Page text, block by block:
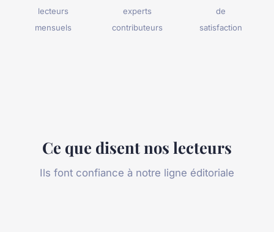
lecteurs
mensuels
experts
contributeurs
de
satisfaction
Ce que disent nos lecteurs
Ils font confiance à notre ligne éditoriale